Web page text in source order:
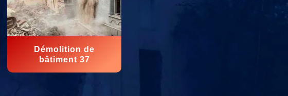
Démolition de
bâtiment 37